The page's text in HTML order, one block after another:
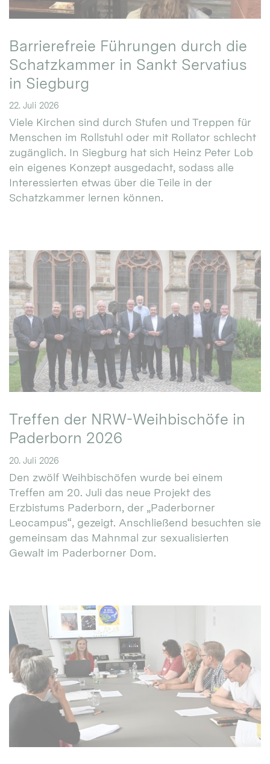
Barrierefreie Führungen durch die
Schatzkammer in Sankt Servatius
in Siegburg
22. Juli 2026
Viele Kirchen sind durch Stufen und Treppen für
Menschen im Rollstuhl oder mit Rollator schlecht
zugänglich. In Siegburg hat sich Heinz Peter Lob
ein eigenes Konzept ausgedacht, sodass alle
Interessierten etwas über die Teile in der
Schatzkammer lernen können.
Treffen der NRW-Weihbischöfe in
Paderborn 2026
20. Juli 2026
Den zwölf Weihbischöfen wurde bei einem
Treffen am 20. Juli das neue Projekt des
Erzbistums Paderborn, der „Paderborner
Leocampus“, gezeigt. Anschließend besuchten sie
gemeinsam das Mahnmal zur sexualisierten
Gewalt im Paderborner Dom.